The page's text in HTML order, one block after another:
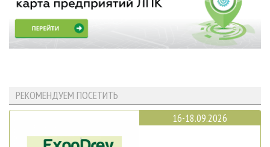
РЕКОМЕНДУЕМ ПОСЕТИТЬ
16-18.09.2026